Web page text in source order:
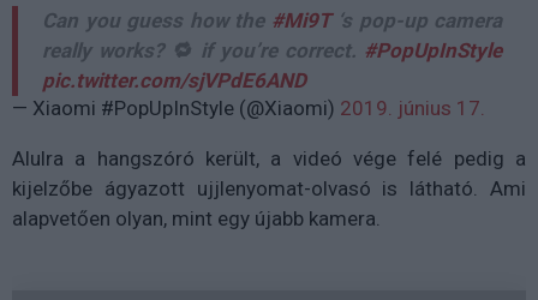
Can you guess how the #Mi9T‘s pop-up camera
really works? 🔁 if you’re correct. #PopUpInStyle
pic.twitter.com/sjVPdE6AND
— Xiaomi #PopUpInStyle (@Xiaomi) 2019. június 17.
Alulra a hangszóró került, a videó vége felé pedig a
kijelzőbe ágyazott ujjlenyomat-olvasó is látható. Ami
alapvetően olyan, mint egy újabb kamera.